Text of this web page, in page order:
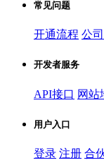
常见问题
开通流程 公
开发者服务
API接口 网站
用户入口
登录 注册 合